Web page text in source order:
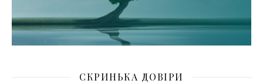
СКРИНЬКА ДОВІРИ